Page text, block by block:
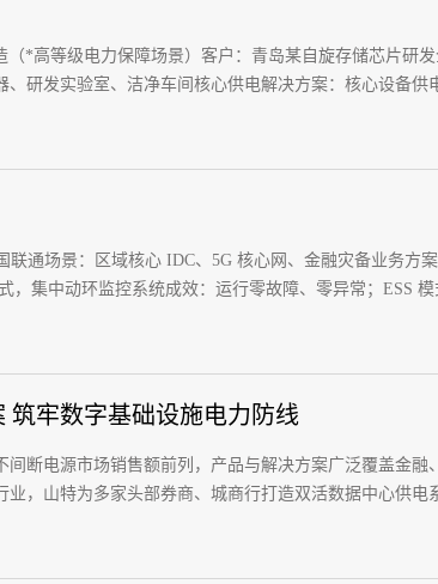
*高等级电力保障场景）客户：青岛某自旋存储芯片研
研发实验室、洁净车间核心供电解决方案：核心设备供
通场景：区域核心 IDC、5G 核心网、金融灾备业务方
，集中动环监控系统成效：运行零故障、零异常；ESS
筑牢数字基础设施电力防线
间断电源市场销售额前列，产品与解决方案广泛覆盖金
，山特为多家头部券商、城商行打造双活数据中心供电